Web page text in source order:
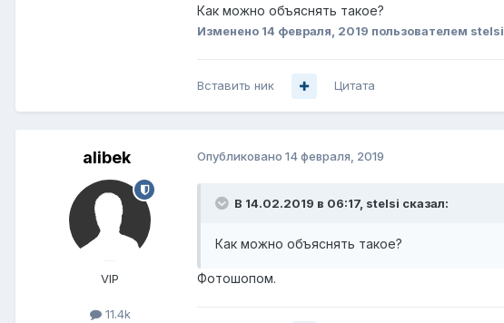
Как можно объяснять такое?
Изменено 14 февраля, 2019 пользователем stelsi
Вставить ник Цитата
alibek
VIP
11.4k
Опубликовано 14 февраля, 2019
В 14.02.2019 в 06:17, stelsi сказал:
Как можно объяснять такое?
Фотошопом.